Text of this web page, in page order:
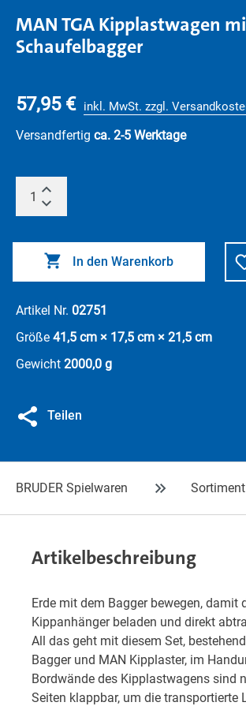
MAN TGA Kipplastwagen
Schaufelbagger
57,95 € inkl. MwSt. zzgl.
Versandfertig ca. 2-5 Werktage
In den Warenkorb
Artikel Nr. 02751
Größe 41,5 cm × 17,5 cm × 21,5 cm
Gewicht 2000,0 g
Teilen
BRUDER Spielwaren Sortiment
Artikelbeschreibung
Erde mit dem Bagger bewegen, damit
Kippanhänger beladen und direkt
All das geht mit diesem Set,
Bagger und MAN Kipplaster, im
Bordwände des Kipplastwagens sind
Seiten klappbar, um die transportierte